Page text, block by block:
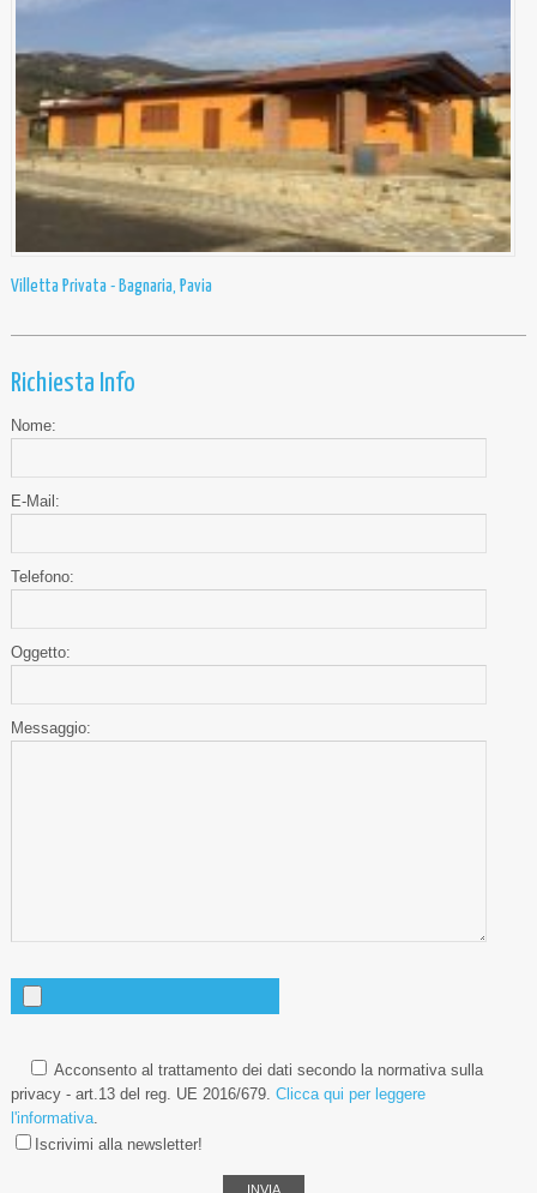
Villetta Privata - Bagnaria, Pavia
Richiesta Info
Nome:
E-Mail:
Telefono:
Oggetto:
Messaggio:
Acconsento al trattamento dei dati secondo la normativa sulla
privacy - art.13 del reg. UE 2016/679. Clicca qui per leggere
l'informativa.
Iscrivimi alla newsletter!